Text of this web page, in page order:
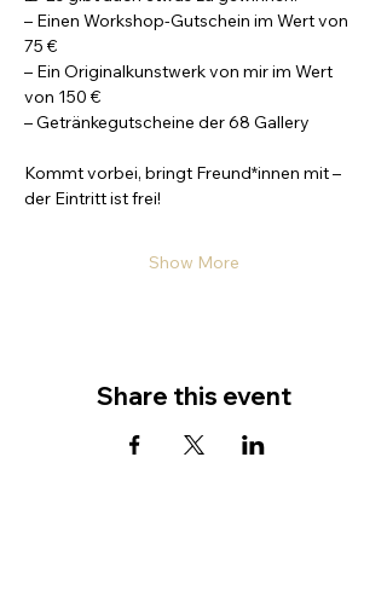
– Einen Workshop-Gutschein im Wert von
75 €
– Ein Originalkunstwerk von mir im Wert
von 150 €
– Getränkegutscheine der 68 Gallery
Kommt vorbei, bringt Freund*innen mit –
der Eintritt ist frei!
Show More
Share this event